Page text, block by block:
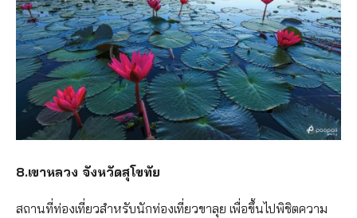
8.เขาหลวง จังหวัดสุโขทัย
สถานที่ท่องเที่ยวสำหรับนักท่องเที่ยวขาลุย เพื่อขึ้นไปพิชิตความ